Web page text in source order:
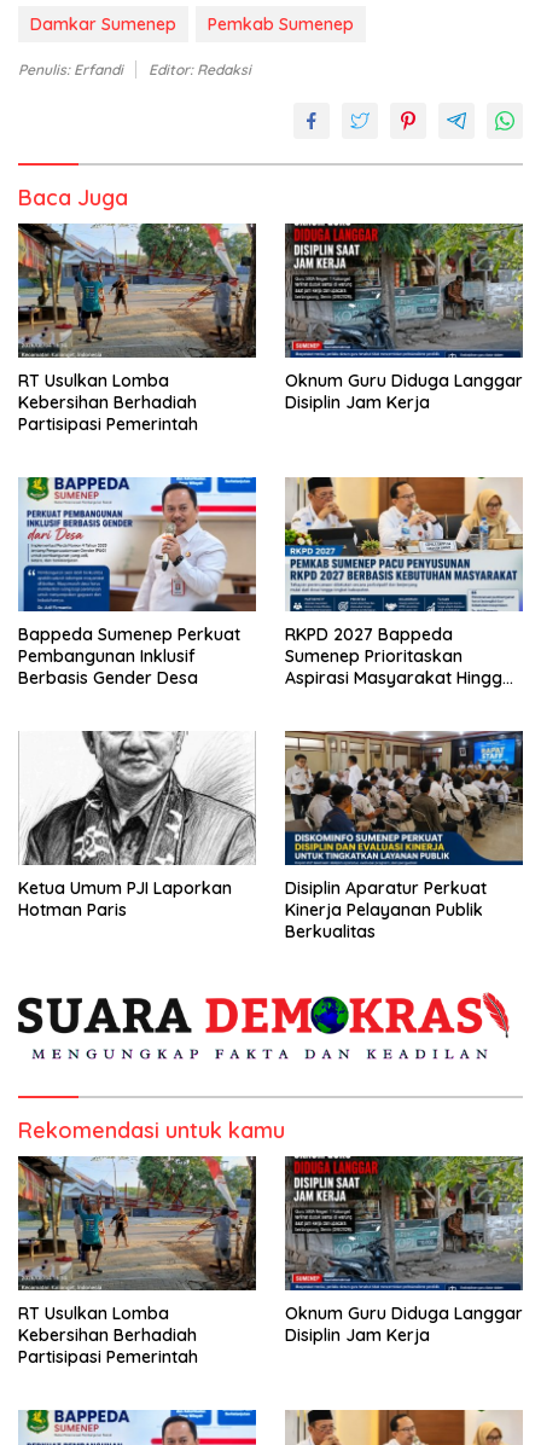
Damkar Sumenep
Pemkab Sumenep
Penulis: Erfandi Editor: Redaksi
Baca Juga
RT Usulkan Lomba
Kebersihan Berhadiah
Partisipasi Pemerintah
Oknum Guru Diduga Langgar
Disiplin Jam Kerja
Bappeda Sumenep Perkuat
Pembangunan Inklusif
Berbasis Gender Desa
RKPD 2027 Bappeda
Sumenep Prioritaskan
Aspirasi Masyarakat Hingga
Ketua Umum PJI Laporkan
Hotman Paris
Disiplin Aparatur Perkuat
Kinerja Pelayanan Publik
Berkualitas
Rekomendasi untuk kamu
RT Usulkan Lomba
Kebersihan Berhadiah
Partisipasi Pemerintah
Oknum Guru Diduga Langgar
Disiplin Jam Kerja